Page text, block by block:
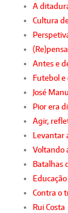
A
Cultura
Antes e
Futebol
José
Pior era
Agir,
Levantar
Voltando
Batalhas
Contra o
Rui Costa